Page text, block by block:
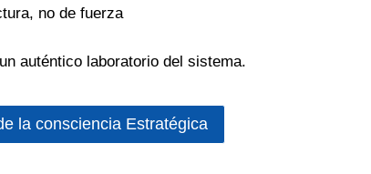
no de fuerza
auténtico laboratorio del sistema.
la consciencia Estratégica